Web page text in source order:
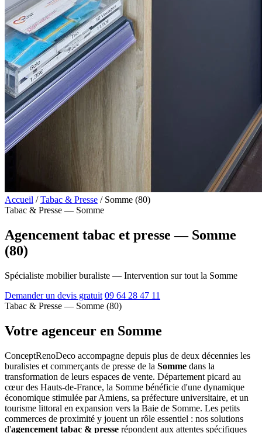
Accueil / Tabac & Presse / Somme (80)
Tabac & Presse — Somme
Agencement tabac et presse — Somme
(80)
Spécialiste mobilier buraliste — Intervention sur tout la Somme
Demander un devis gratuit 09 64 28 47 11
Tabac & Presse — Somme (80)
Votre agenceur en Somme
ConceptRenoDeco accompagne depuis plus de deux décennies les
buralistes et commerçants de presse de la Somme dans la
transformation de leurs espaces de vente. Département picard au
cœur des Hauts-de-France, la Somme bénéficie d'une dynamique
économique stimulée par Amiens, sa préfecture universitaire, et un
tourisme littoral en expansion vers la Baie de Somme. Les petits
commerces de proximité y jouent un rôle essentiel : nos solutions
d'agencement tabac & presse répondent aux attentes spécifiques